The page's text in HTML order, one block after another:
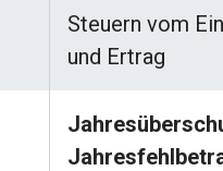
Steuern vom
und Ertrag